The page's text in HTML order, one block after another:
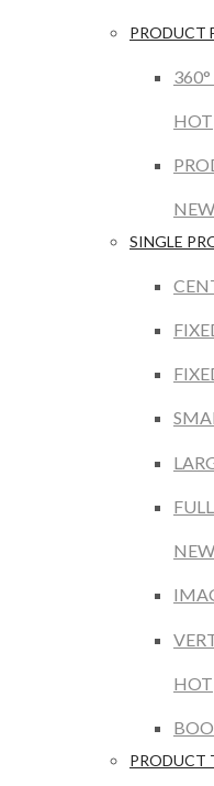
PRODUCT
HOT
NEW
SINGLE
NEW
HOT
PRODUCT